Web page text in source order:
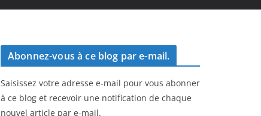
Abonnez-vous à ce blog par e-mail.
Saisissez votre adresse e-mail pour vous abonner
à ce blog et recevoir une notification de chaque
nouvel article par e-mail.